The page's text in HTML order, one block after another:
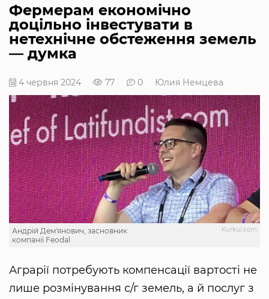
Фермерам економічно
доцільно інвестувати в
нетехнічне обстеження земель
— думка
4 червня 2024 77 0 Юлия Немцева
Kurkul.com
Андрій Дем'янович, засновник
компанії Feodal
Аграрії потребують компенсації вартості не
лише розмінування с/г земель, а й послуг з